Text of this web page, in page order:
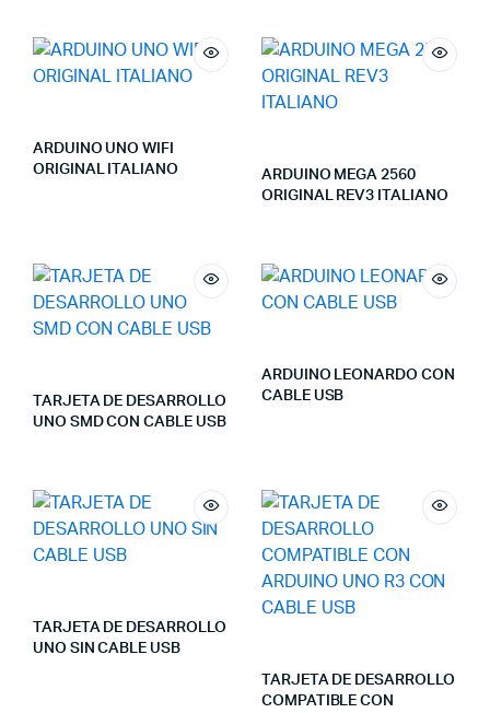
ARDUINO UNO WIFI
ORIGINAL ITALIANO
ARDUINO MEGA 2560
ORIGINAL REV3 ITALIANO
TARJETA DE DESARROLLO
UNO SMD CON CABLE USB
ARDUINO LEONARDO CON
CABLE USB
TARJETA DE DESARROLLO
UNO SIN CABLE USB
TARJETA DE DESARROLLO
COMPATIBLE CON